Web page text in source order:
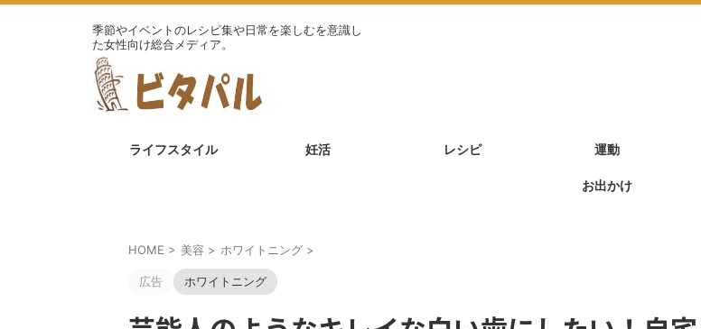
季節やイベントのレシピ集や日常を楽しむを意識し
た女性向け総合メディア。
ライフスタイル 妊活 レシピ 運動
お出かけ
HOME > 美容 > ホワイトニング >
広告 ホワイトニング